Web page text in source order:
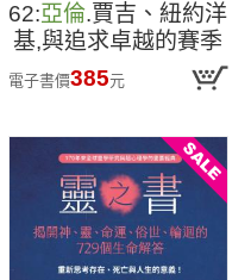
62:亞倫.賈吉、紐約洋
基,與追求卓越的賽季
(2024美國聯盟年度
MVP燙金進化版)
電子書價385元